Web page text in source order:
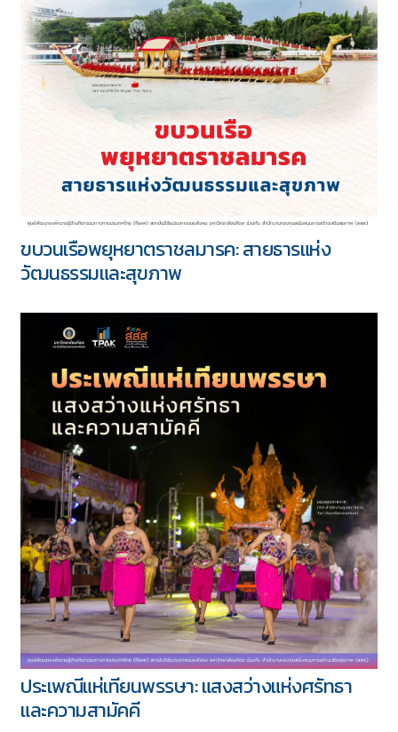
ขบวนเรือพยุหยาตราชลมารค: สายธารแห่ง
วัฒนธรรมและสุขภาพ
ประเพณีแห่เทียนพรรษา: แสงสว่างแห่งศรัทธา
และความสามัคคี